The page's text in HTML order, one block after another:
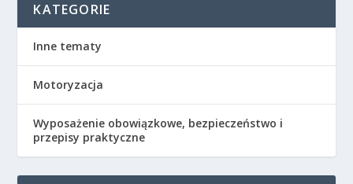
KATEGORIE
Inne tematy
Motoryzacja
Wyposażenie obowiązkowe, bezpieczeństwo i
przepisy praktyczne